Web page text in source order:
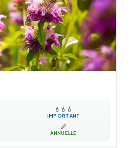
💧 💧 💧
IMPORTANT
📏
ANNUELLE